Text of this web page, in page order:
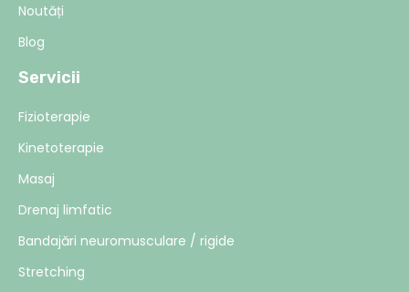
Noutăți
Blog
Servicii
Fizioterapie
Kinetoterapie
Masaj
Drenaj limfatic
Bandajări neuromusculare / rigide
Stretching